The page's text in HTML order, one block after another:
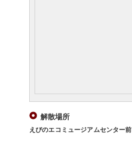
解散場所
えびのエコミュージアムセンター前